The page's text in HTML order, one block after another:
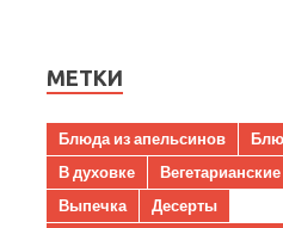
МЕТКИ
Блюда из апельсинов
В духовке
Вегетарианские
Выпечка
Десерты